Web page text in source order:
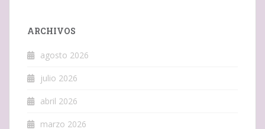
ARCHIVOS
agosto 2026
julio 2026
abril 2026
marzo 2026